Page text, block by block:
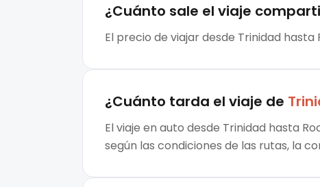
¿Cuánto sale el viaje
El precio de viajar desde Trinidad
¿Cuánto tarda el viaje de
El viaje en auto desde Trinidad hasta
según las condiciones de las rutas, la